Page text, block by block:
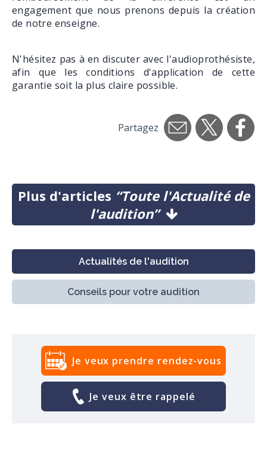
engagement que nous prenons depuis la création
de notre enseigne.
N'hésitez pas à en discuter avec l'audioprothésiste,
afin que les conditions d'application de cette
garantie soit la plus claire possible.
Partagez
Plus d'articles “Toute l'Actualité de
l'audition”
Actualités de l'audition
Conseils pour votre audition
Je veux prendre rendez-vous
Je veux être rappelé